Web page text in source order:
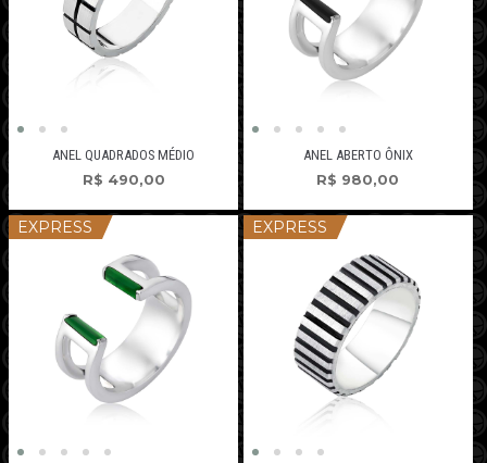
ANEL QUADRADOS MÉDIO
R$ 490,00
ANEL ABERTO ÔNIX
R$ 980,00
EXPRESS EXPRESS